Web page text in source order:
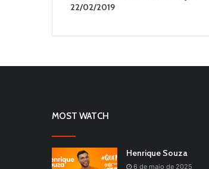
22/02/2019
MOST WATCH
Henrique Souza
6 de maio de 2025